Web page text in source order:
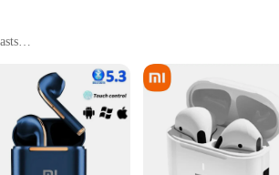
performance for the active individual. The
ergonomic design is complemented by sweat-
ears, with adjustable ear hooks that keep them